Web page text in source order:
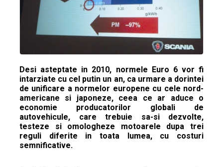
Desi asteptate in 2010, normele Euro 6 vor fi
intarziate cu cel putin un an, ca urmare a dorintei
de unificare a normelor europene cu cele nord-
americane si japoneze, ceea ce ar aduce o
economie producatorilor globali de
autovehicule, care trebuie sa-si dezvolte,
testeze si omologheze motoarele dupa trei
reguli diferite in toata lumea, cu costuri
semnificative.